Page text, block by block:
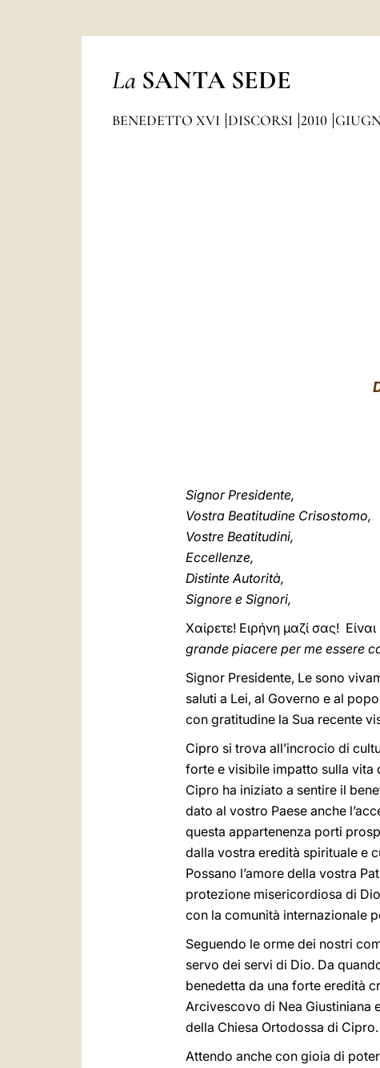
La SANTA SEDE
BENEDETTO XVI DISCORSI 2010
Signor Presidente,
Vostra Beatitudine Crisostomo,
Vostre Beatitudini,
Eccellenze,
Distinte Autorità,
Signore e Signori,
Χαίρετε! Ειρήνη μαζί σας!
grande piacere per me essere
Signor Presidente, Le sono
saluti a Lei, al Governo e al
con gratitudine la Sua recente
Cipro si trova all’incrocio di
forte e visibile impatto sulla vita
Cipro ha iniziato a sentire il
dato al vostro Paese anche
questa appartenenza porti
dalla vostra eredità spirituale e
Possano l’amore della vostra
protezione misericordiosa di
con la comunità internazionale
Seguendo le orme dei nostri
servo dei servi di Dio. Da
benedetta da una forte eredità
Arcivescovo di Nea Giustiniana
della Chiesa Ortodossa di Cipro.
Attendo anche con gioia di